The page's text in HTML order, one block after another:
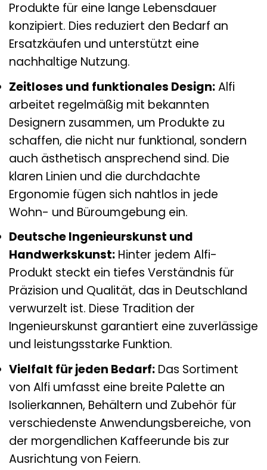
Produkte für eine lange Lebensdauer
konzipiert. Dies reduziert den Bedarf an
Ersatzkäufen und unterstützt eine
nachhaltige Nutzung.
Zeitloses und funktionales Design:Alfi
arbeitet regelmäßig mit bekannten
Designern zusammen, um Produkte zu
schaffen, die nicht nur funktional, sondern
auch ästhetisch ansprechend sind. Die
klaren Linien und die durchdachte
Ergonomie fügen sich nahtlos in jede
Wohn- und Büroumgebung ein.
Deutsche Ingenieurskunst und
Handwerkskunst: Hinter jedem Alfi-
Produkt steckt ein tiefes Verständnis für
Präzision und Qualität, das in Deutschland
verwurzelt ist. Diese Tradition der
Ingenieurskunst garantiert eine zuverlässige
und leistungsstarke Funktion.
Vielfalt für jeden Bedarf: Das Sortiment
von Alfi umfasst eine breite Palette an
Isolierkannen, Behältern und Zubehör für
verschiedenste Anwendungsbereiche, von
der morgendlichen Kaffeerunde bis zur
Ausrichtung von Feiern.